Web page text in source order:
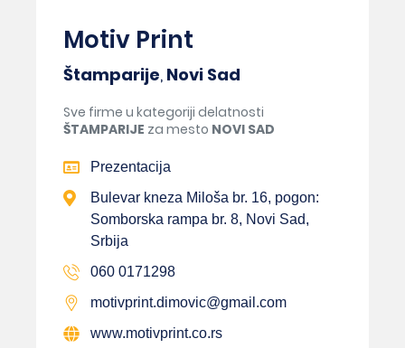
Motiv Print
Štamparije, Novi Sad
Sve firme u kategoriji delatnosti
ŠTAMPARIJE za mesto NOVI SAD
Prezentacija
Bulevar kneza Miloša br. 16, pogon:
Somborska rampa br. 8, Novi Sad,
Srbija
060 0171298
motivprint.dimovic@gmail.com
www.motivprint.co.rs